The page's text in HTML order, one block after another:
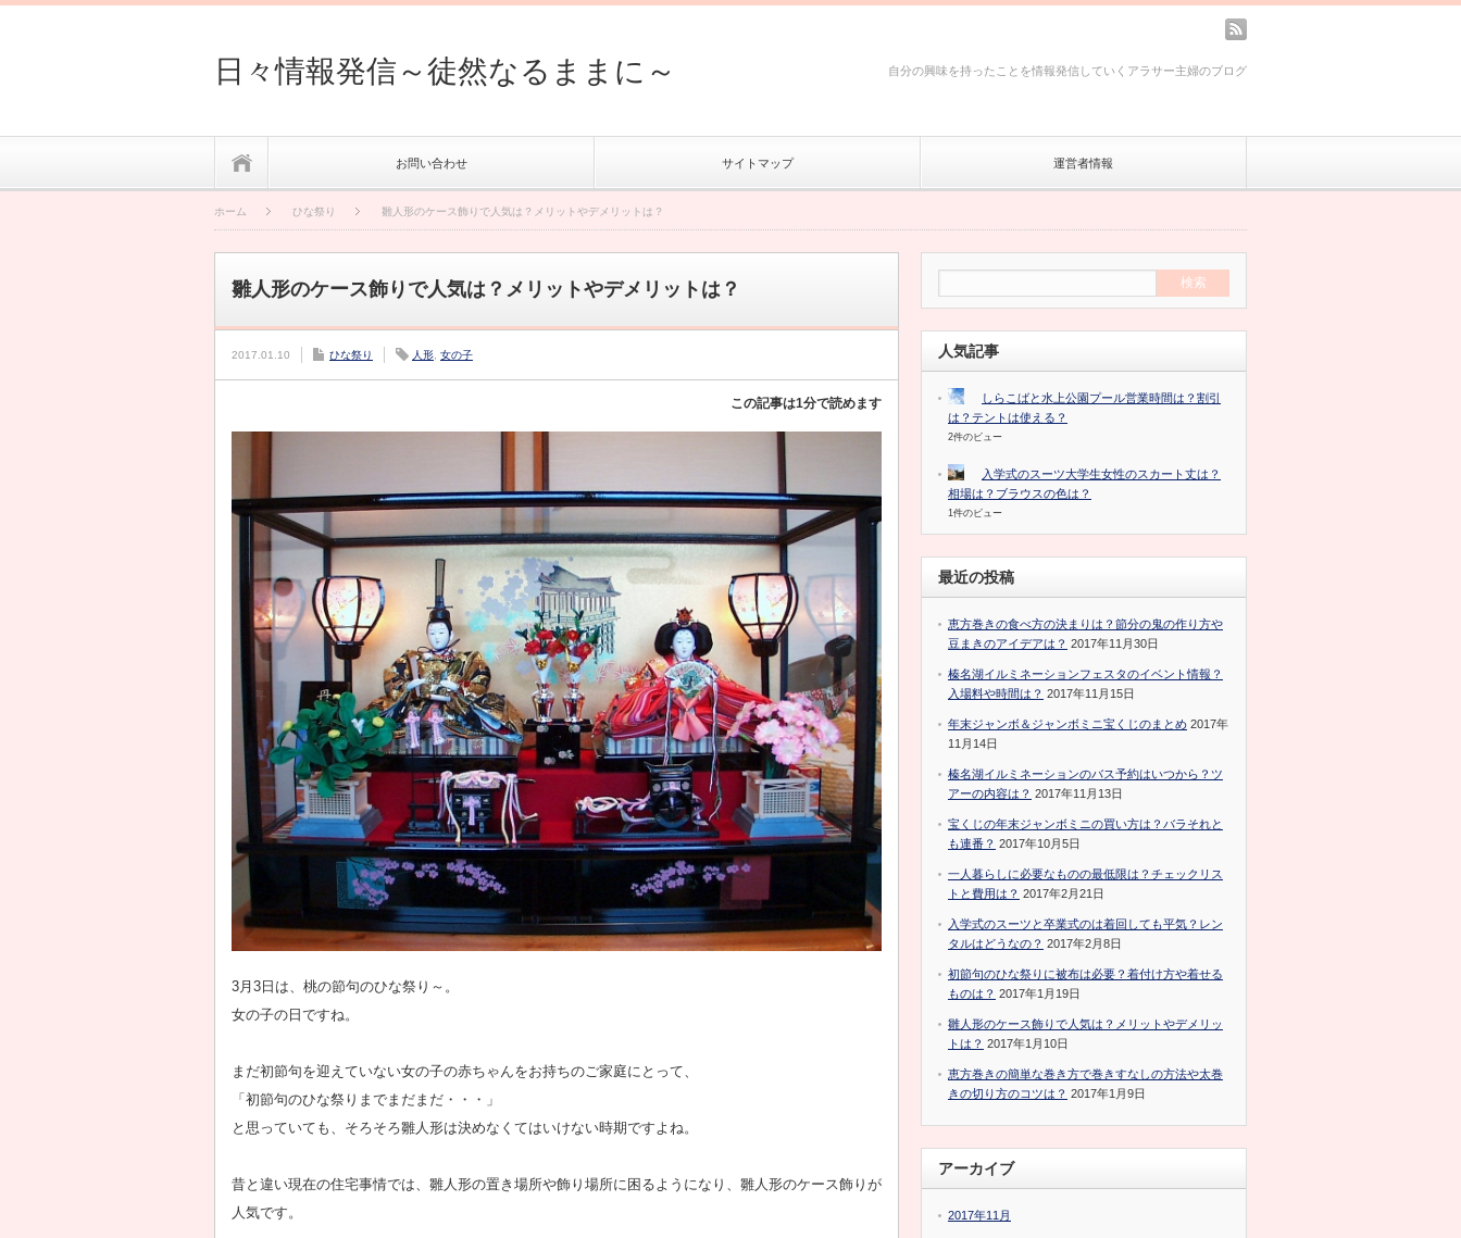
日々情報発信～徒然なるままに～ 自分の興味を持ったことを情報発信していくアラサー主婦のブログ
お問い合わせ サイトマップ 運営者情報
ホーム ひな祭り 雛人形のケース飾りで人気は？メリットやデメリットは？
雛人形のケース飾りで人気は？メリットやデメリットは？
2017.01.10 ひな祭り 人形 女の子
この記事は1分で読めます
3月3日は、桃の節句のひな祭り～。
女の子の日ですね。
まだ初節句を迎えていない女の子の赤ちゃんをお持ちのご家庭にとって、
「初節句のひな祭りまでまだまだ・・・」
と思っていても、そろそろ雛人形は決めなくてはいけない時期ですよね。
昔と違い現在の住宅事情では、雛人形の置き場所や飾り場所に困るようになり、雛人形のケース飾りが
人気です。
人気記事
しらこばと水上公園プール営業時間は？割引
は？テントは使える？
2件のビュー
入学式のスーツ大学生女性のスカート丈は？
相場は？ブラウスの色は？
1件のビュー
最近の投稿
恵方巻きの食べ方の決まりは？節分の鬼の作り方や
豆まきのアイデアは？ 2017年11月30日
榛名湖イルミネーションフェスタのイベント情報？
入場料や時間は？ 2017年11月15日
年末ジャンボ＆ジャンボミニ宝くじのまとめ 2017年
11月14日
榛名湖イルミネーションのバス予約はいつから？ツ
アーの内容は？ 2017年11月13日
宝くじの年末ジャンボミニの買い方は？バラそれと
も連番？ 2017年10月5日
一人暮らしに必要なものの最低限は？チェックリス
トと費用は？ 2017年2月21日
入学式のスーツと卒業式のは着回しても平気？レン
タルはどうなの？ 2017年2月8日
初節句のひな祭りに被布は必要？着付け方や着せる
ものは？ 2017年1月19日
雛人形のケース飾りで人気は？メリットやデメリッ
トは？ 2017年1月10日
恵方巻きの簡単な巻き方で巻きすなしの方法や太巻
きの切り方のコツは？ 2017年1月9日
アーカイブ
2017年11月